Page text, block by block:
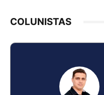
COLUNISTAS